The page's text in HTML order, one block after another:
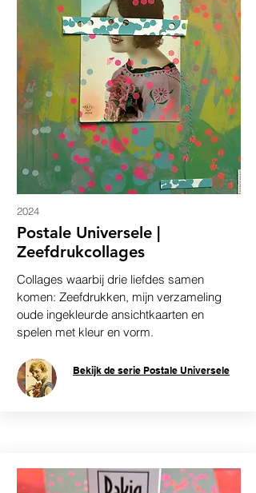
2024
Postale Universele |
Zeefdrukcollages
Collages waarbij drie liefdes samen
komen: Zeefdrukken, mijn verzameling
oude ingekleurde ansichtkaarten en
spelen met kleur en vorm.
Bekijk de serie Postale Universele